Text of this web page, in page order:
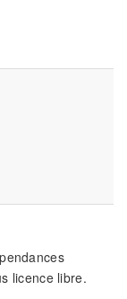
licence libre.